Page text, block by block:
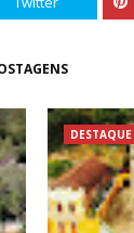
DESTAQUE